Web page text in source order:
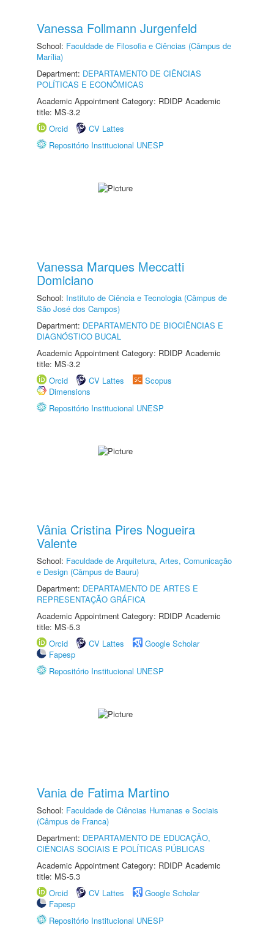
Vanessa Follmann Jurgenfeld
School: Faculdade de Filosofia e Ciências (Câmpus de
Marília)
Department: DEPARTAMENTO DE CIÊNCIAS
POLÍTICAS E ECONÔMICAS
Academic Appointment Category: RDIDP Academic
title: MS-3.2
Orcid
CV Lattes
Repositório Institucional UNESP
Vanessa Marques Meccatti
Domiciano
School: Instituto de Ciência e Tecnologia (Câmpus de
São José dos Campos)
Department: DEPARTAMENTO DE BIOCIÊNCIAS E
DIAGNÓSTICO BUCAL
Academic Appointment Category: RDIDP Academic
title: MS-3.2
Orcid
CV Lattes
Scopus
Dimensions
Repositório Institucional UNESP
Vânia Cristina Pires Nogueira
Valente
School: Faculdade de Arquitetura, Artes, Comunicação
e Design (Câmpus de Bauru)
Department: DEPARTAMENTO DE ARTES E
REPRESENTAÇÃO GRÁFICA
Academic Appointment Category: RDIDP Academic
title: MS-5.3
Orcid
CV Lattes
Google Scholar
Fapesp
Repositório Institucional UNESP
Vania de Fatima Martino
School: Faculdade de Ciências Humanas e Sociais
(Câmpus de Franca)
Department: DEPARTAMENTO DE EDUCAÇÃO,
CIÊNCIAS SOCIAIS E POLÍTICAS PÚBLICAS
Academic Appointment Category: RDIDP Academic
title: MS-5.3
Orcid
CV Lattes
Google Scholar
Fapesp
Repositório Institucional UNESP